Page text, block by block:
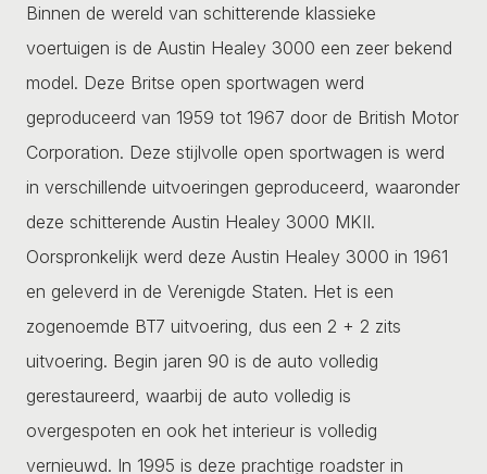
Binnen de wereld van schitterende klassieke
voertuigen is de Austin Healey 3000 een zeer bekend
model. Deze Britse open sportwagen werd
geproduceerd van 1959 tot 1967 door de British Motor
Corporation. Deze stijlvolle open sportwagen is werd
in verschillende uitvoeringen geproduceerd, waaronder
deze schitterende Austin Healey 3000 MKII.
Oorspronkelijk werd deze Austin Healey 3000 in 1961
en geleverd in de Verenigde Staten. Het is een
zogenoemde BT7 uitvoering, dus een 2 + 2 zits
uitvoering. Begin jaren 90 is de auto volledig
gerestaureerd, waarbij de auto volledig is
overgespoten en ook het interieur is volledig
vernieuwd. In 1995 is deze prachtige roadster in